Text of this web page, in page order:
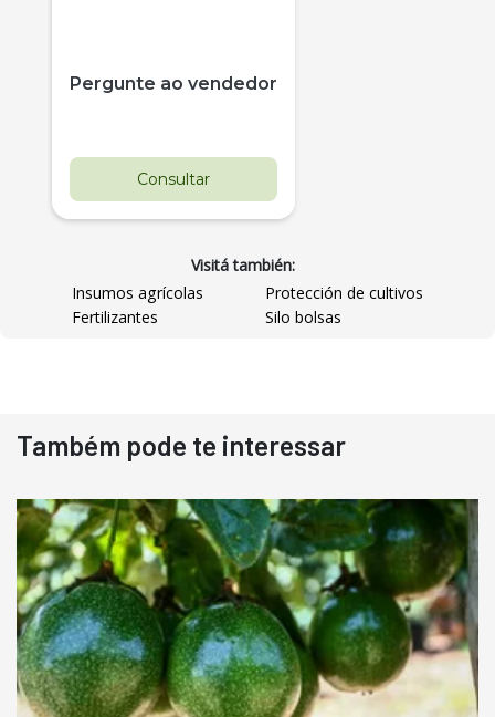
Pergunte ao vendedor
Consultar
Pá Carregadeira Cat 966
Ano 1987
R$ 145.000
Consultar
Visitá también:
Insumos agrícolas
Protección de cultivos
Fertilizantes
Silo bolsas
Também pode te interessar